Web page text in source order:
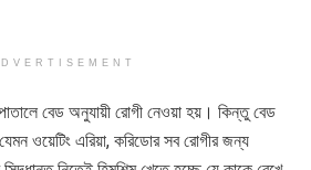
বেড অনুযায়ী রোগী নেওয়া হয়। কিন্তু বেড
ওয়েটিং এরিয়া, করিডোর সব রোগীর জন্য